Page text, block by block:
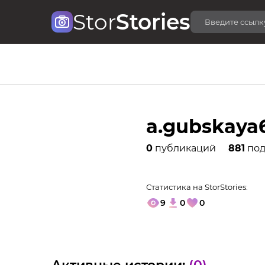
StorStories
0 публикаций 881
Статистика на StorStories:
9 0 0